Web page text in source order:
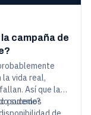
campaña de
la vida real,
Así que la
sucede?
podemos